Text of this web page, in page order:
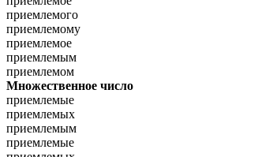
приемлемого
приемлемому
приемлемое
приемлемым
приемлемом
Множественное число
приемлемые
приемлемых
приемлемым
приемлемые